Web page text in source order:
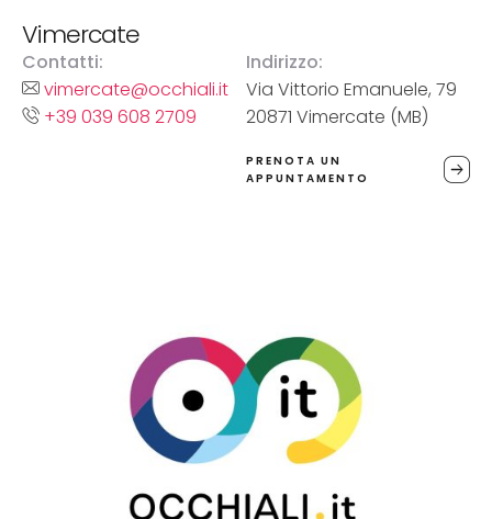
Vimercate
Indirizzo:
Via Vittorio Emanuele, 79
20871 Vimercate (MB)
PRENOTA UN
APPUNTAMENTO
Contatti:
vimercate@occhiali.it
+39 039 608 2709